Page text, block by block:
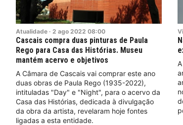
Atualidade · 2 ago 2022 08:00
Cascais compra duas pinturas de Paula
Rego para Casa das Histórias. Museu
mantém acervo e objetivos
A Câmara de Cascais vai comprar este ano
duas obras de Paula Rego (1935-2022),
intituladas "Day" e "Night", para o acervo da
Casa das Histórias, dedicada à divulgação
da obra da artista, revelaram hoje fontes
ligadas a esta entidade.